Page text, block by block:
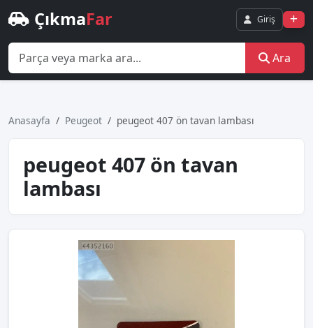
ÇıkmaFar Giriş
Ara
Anasayfa Peugeot peugeot 407 ön tavan lambası
peugeot 407 ön tavan
lambası